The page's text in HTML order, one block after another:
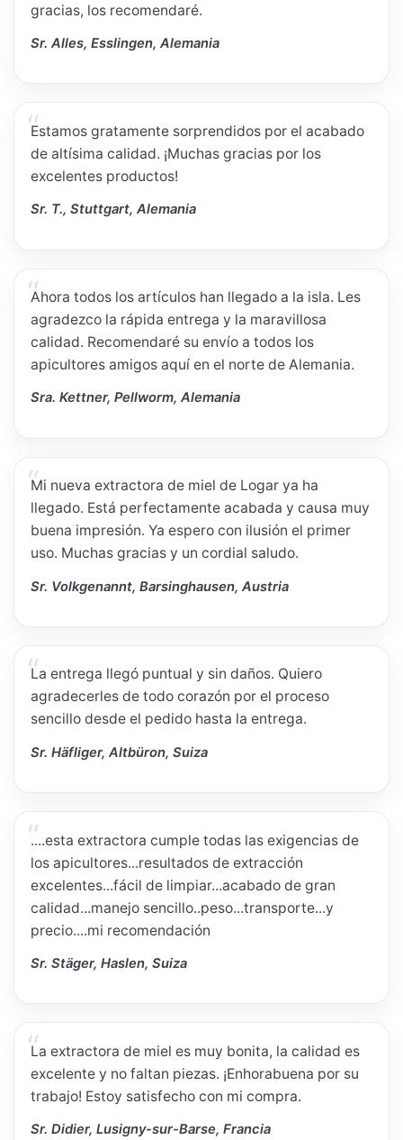
gracias, los recomendaré.
Sr. Alles, Esslingen, Alemania
Estamos gratamente sorprendidos por el acabado
de altísima calidad. ¡Muchas gracias por los
excelentes productos!
Sr. T., Stuttgart, Alemania
Ahora todos los artículos han llegado a la isla. Les
agradezco la rápida entrega y la maravillosa
calidad. Recomendaré su envío a todos los
apicultores amigos aquí en el norte de Alemania.
Sra. Kettner, Pellworm, Alemania
Mi nueva extractora de miel de Logar ya ha
llegado. Está perfectamente acabada y causa muy
buena impresión. Ya espero con ilusión el primer
uso. Muchas gracias y un cordial saludo.
Sr. Volkgenannt, Barsinghausen, Austria
La entrega llegó puntual y sin daños. Quiero
agradecerles de todo corazón por el proceso
sencillo desde el pedido hasta la entrega.
Sr. Häfliger, Altbüron, Suiza
....esta extractora cumple todas las exigencias de
los apicultores...resultados de extracción
excelentes...fácil de limpiar...acabado de gran
calidad...manejo sencillo..peso...transporte...y
precio....mi recomendación
Sr. Stäger, Haslen, Suiza
La extractora de miel es muy bonita, la calidad es
excelente y no faltan piezas. ¡Enhorabuena por su
trabajo! Estoy satisfecho con mi compra.
Sr. Didier, Lusigny-sur-Barse, Francia